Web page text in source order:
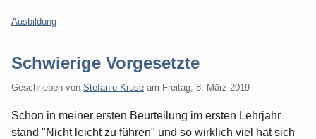
Kategorien:
Ausbildung
Schwierige Vorgesetzte
Geschrieben von Stefanie Kruse am Freitag, 8. März 2019
Schon in meiner ersten Beurteilung im ersten Lehrjahr
stand "Nicht leicht zu führen" und so wirklich viel hat sich